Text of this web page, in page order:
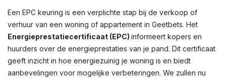
Een EPC keuring is een verplichte stap bij de verkoop of
verhuur van een woning of appartement in Geetbets. Het
Energieprestatiecertificaat (EPC) informeert kopers en
huurders over de energieprestaties van je pand. Dit certificaat
geeft inzicht in hoe energiezuinig je woning is en biedt
aanbevelingen voor mogelijke verbeteringen. We zullen nu